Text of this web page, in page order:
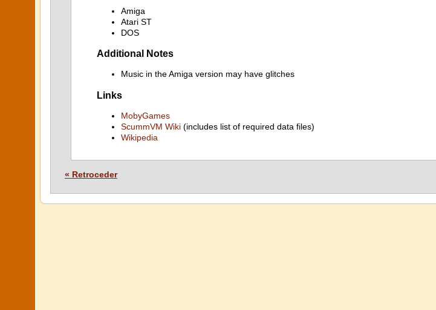
Amiga
Atari ST
DOS
Additional Notes
Music in the Amiga version may have glitches
Links
MobyGames
ScummVM Wiki (includes list of required data files)
Wikipedia
« Retroceder